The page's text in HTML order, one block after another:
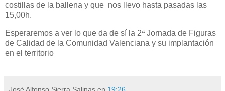
costillas de la ballena y que nos llevo hasta pasadas las
15,00h.
Esperaremos a ver lo que da de sí la 2ª Jornada de Figuras
de Calidad de la Comunidad Valenciana y su implantación
en el territorio
José Alfonso Sierra Salinas en 19:26